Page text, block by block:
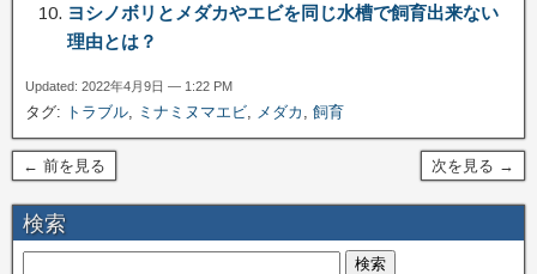
ヨシノボリとメダカやエビを同じ水槽で飼育出来ない
理由とは？
Updated: 2022年4月9日 — 1:22 PM
タグ: トラブル ミナミヌマエビ メダカ 飼育
← 前を見る 次を見る →
検索